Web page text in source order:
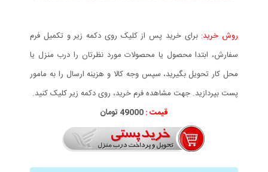
روش خرید: برای خرید پس از کلیک روی دکمه زیر و تکمیل فرم
سفارش، ابتدا محصول یا محصولات مورد نظرتان را درب منزل یا
محل کار تحویل بگیرید، سپس وجه کالا و هزینه ارسال را به مامور
پست بپردازید. جهت مشاهده فرم خرید، روی دکمه زیر کلیک کنید.
قیمت :49000 تومان